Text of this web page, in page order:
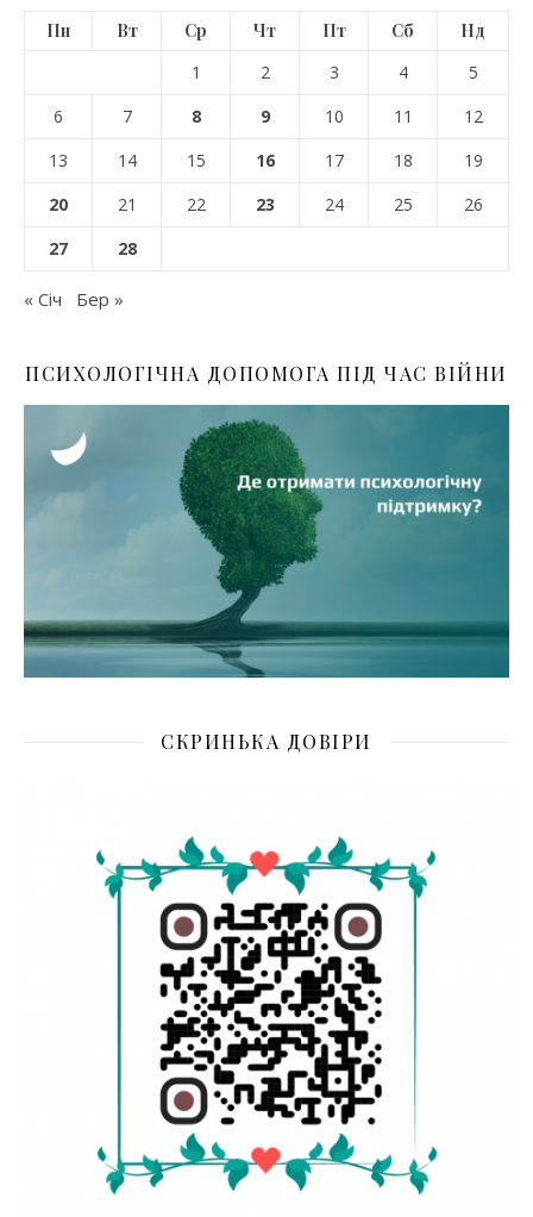
Пн Вт Ср Чт Пт Сб
Нд
1
2 3 4
5
6
7 8 9 10 11
12
13
14 15 16 17 18
19
20
21 22 23 24 25
26
27
28
« Січ Бер »
ПСИХОЛОГІЧНА ДОПОМОГА ПІД ЧАС ВІЙНИ
СКРИНЬКА ДОВІРИ